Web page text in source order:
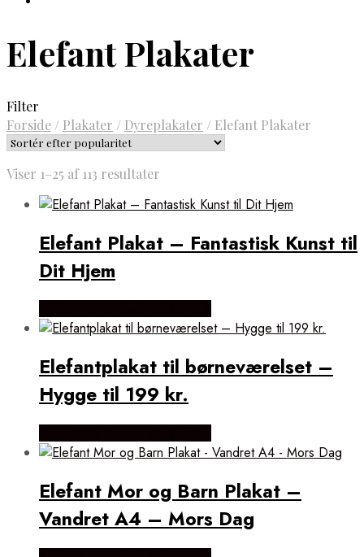
Elefant Plakater
Filter
Forside / Plakater / Dyreplakater / Elefant Plakater
Viser 1–25 af 113 resultater
popularitet
Elefant Plakat – Fantastisk Kunst til
Dit Hjem
Elefantplakat til børneværelset –
Hygge til 199 kr.
Elefant Mor og Barn Plakat –
Vandret A4 – Mors Dag